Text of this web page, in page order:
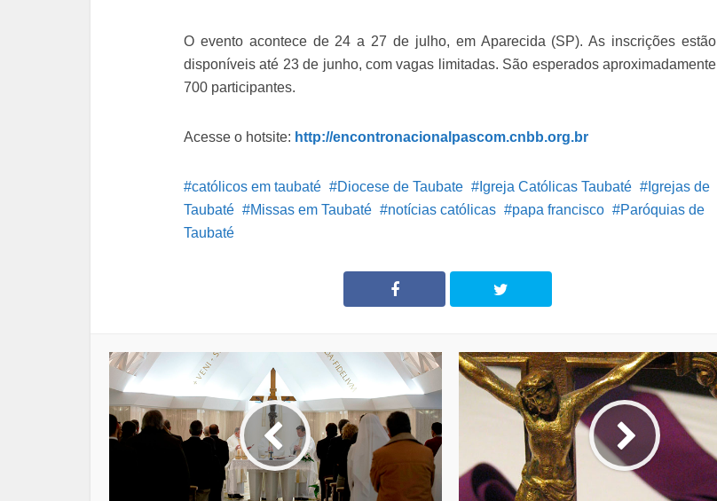
O evento acontece de 24 a 27 de julho, em Aparecida (SP). As inscrições estão
disponíveis até 23 de junho, com vagas limitadas. São esperados aproximadamente
700 participantes.
Acesse o hotsite: http://encontronacionalpascom.cnbb.org.br
católicos em taubaté Diocese de Taubate Igreja Católicas Taubaté
Igrejas de
Taubaté
Missas em Taubaté notícias católicas papa francisco
Paróquias de
Taubaté